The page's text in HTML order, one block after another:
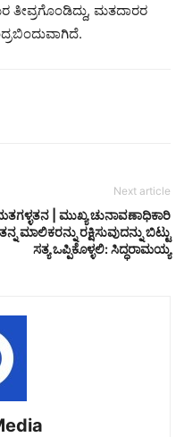
ಮತದಾರರ
Next article
| ಮುಖ್ಯ ಚುನಾವಣಾಧಿಕಾರಿ
ತನ್ನ ಮಾಲಿಕರನ್ನು ರಕ್ಷಿಸುವುದನ್ನು ಬಿಟ್ಟು
ಸತ್ಯ ಒಪ್ಪಿಕೊಳ್ಳಲಿ: ಸಿದ್ಧರಾಮಯ್ಯ